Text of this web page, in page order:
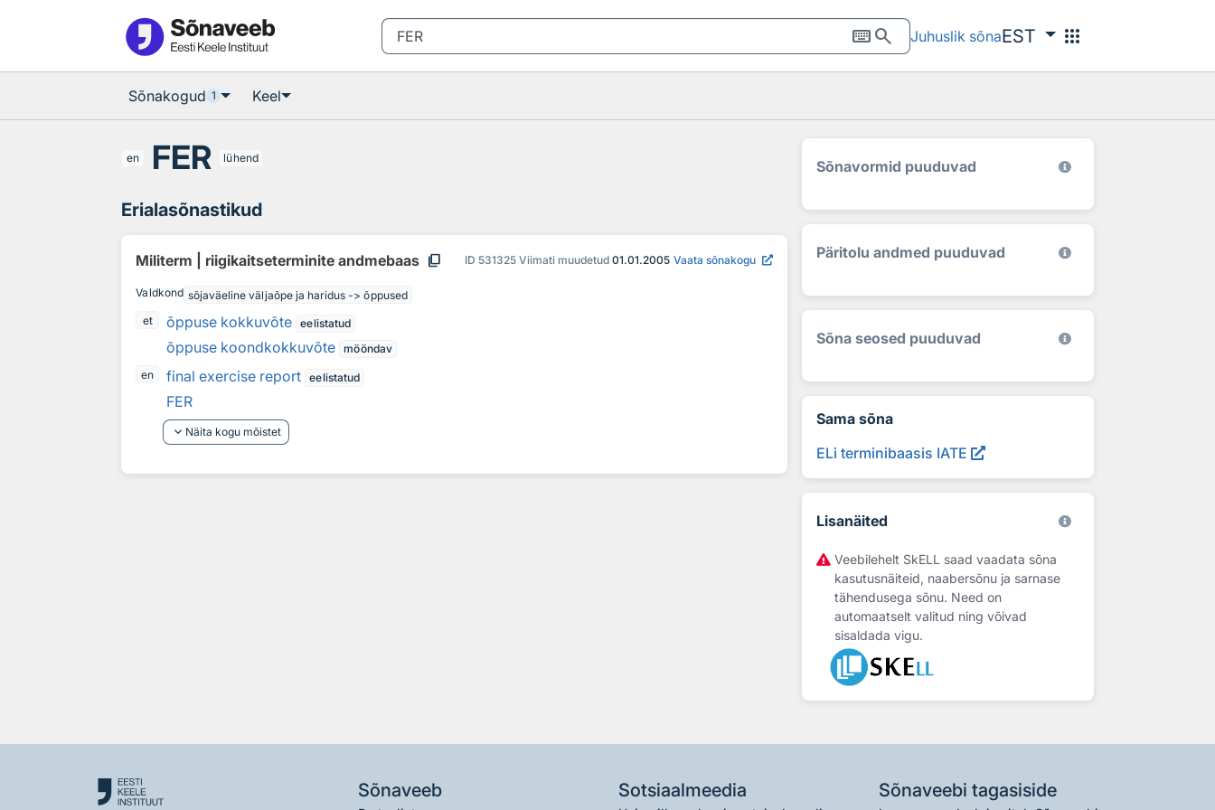
keyboardsearch Juhuslik sõnaEST apps
Sõnakogud 1 Keel
en FER lühend
Erialasõnastikud
Militerm | riigikaitseterminite andmebaas content_copy ID 531325 Viimati muudetud 01.01.2005 Vaata sõnakogu
Valdkond sõjaväeline väljaõpe ja haridus -> õppused
et
õppuse kokkuvõte eelistatud
õppuse koondkokkuvõte
mööndav
en
final exercise report eelistatud
FER
keyboard_arrow_down Näita kogu mõistet
Sõnavormid puuduvad
Päritolu andmed puuduvad
Sõna seosed puuduvad
Sama sõna
ELi terminibaasis IATE
Lisanäited
Veebilehelt SkELL saad vaadata sõna
kasutusnäiteid, naabersõnu ja sarnase
tähendusega sõnu. Need on
automaatselt valitud ning võivad
sisaldada vigu.
Sõnaveeb Sotsiaalmeedia Sõnaveebi tagasiside